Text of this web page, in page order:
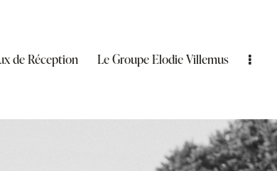
de Réception Le Groupe Elodie Villemus